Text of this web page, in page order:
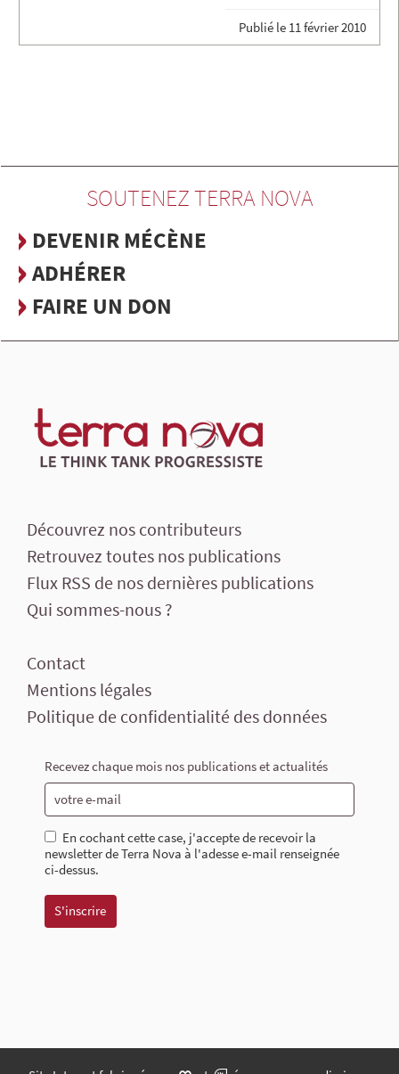
Publié le 11 février 2010
SOUTENEZ TERRA NOVA
DEVENIR MÉCÈNE
ADHÉRER
FAIRE UN DON
Découvrez nos contributeurs
Retrouvez toutes nos publications
Flux RSS de nos dernières publications
Qui sommes-nous ?
Contact
Mentions légales
Politique de confidentialité des données
Recevez chaque mois nos publications et actualités
En cochant cette case, j'accepte de recevoir la
newsletter de Terra Nova à l'adesse e-mail renseignée
ci-dessus.